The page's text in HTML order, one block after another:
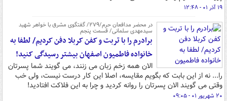
۱۹ آذر ۰۱ - ۱۲:۴۸
در محضر مدافعان حرم/۲۷۹/ گفتگوی مشرق با خواهر شهید
سیدمهدی سلمانی/ قسمت پنجم
برادرم را با تربت و کفن کربلا دفن کردیم/ لطفا به
خانواده فاطمیون اصفهان بیشتر رسیدگی کنید!
الان همه زخم زبان می زنند، می گویند شما پسرتان
را... نه از این بابت که بگویم مقایسه، اصلا این کار درست نیست، ولی خب
وقتی می گویند الان پسرتان را روانه کردید و چرا به این فلاکت افتادید!
۲۰ شهریور ۰۱ - ۰۹:۰۵